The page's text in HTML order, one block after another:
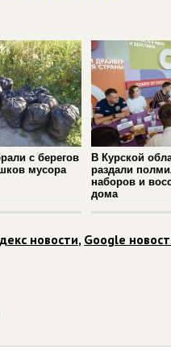
с берегов
мусора
В Курской
раздали
наборов и
дома
новости, Google